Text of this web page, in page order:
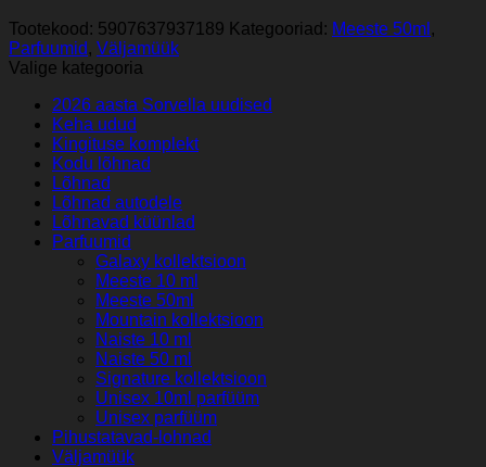
Tootekood: 5907637937189 Kategooriad: Meeste 50ml ,
Parfuumid , Väljamüük
Valige kategooria
2026 aasta Sorvella uudised
Keha udud
Kingituse komplekt
Kodu lõhnad
Lõhnad
Lõhnad autodele
Lõhnavad küünlad
Parfuumid
Galaxy kollektsioon
Meeste 10 ml
Meeste 50ml
Mountain kollektsioon
Naiste 10 ml
Naiste 50 ml
Signature kollektsioon
Unisex 10ml parfüüm
Unisex parfüüm
Pihustatavad-lohnad
Väljamüük